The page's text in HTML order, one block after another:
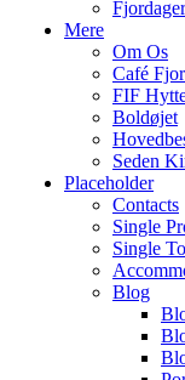
Mere
Om Os
Café
FIF
Boldøjet
Seden
Placeholder
Contacts
Single
Single
Blog